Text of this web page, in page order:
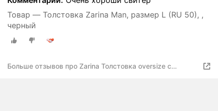
Товар — Толстовка Zarina Man, размер L (RU 50), ,
черный
Больше отзывов про Zarina Толстовка oversize с